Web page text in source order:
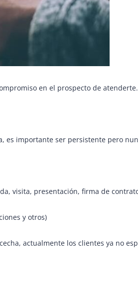
compromiso en el prospecto de
es importante ser persistente pero
visita, presentación, firma de
y otros)
actualmente los clientes ya no